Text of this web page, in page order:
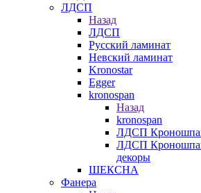
ЛДСП
Назад
ЛДСП
Русский ламинат
Невский ламинат
Kronostar
Egger
kronospan
Назад
kronospan
ЛДСП
ЛДСП
декоры
ШЕКСНА
Фанера